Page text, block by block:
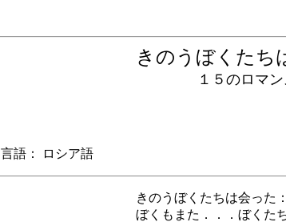
きのうぼくた
１５のロマン
： ロシア語
きのうぼくたちは会った
ぼくもまた．．．ぼくた